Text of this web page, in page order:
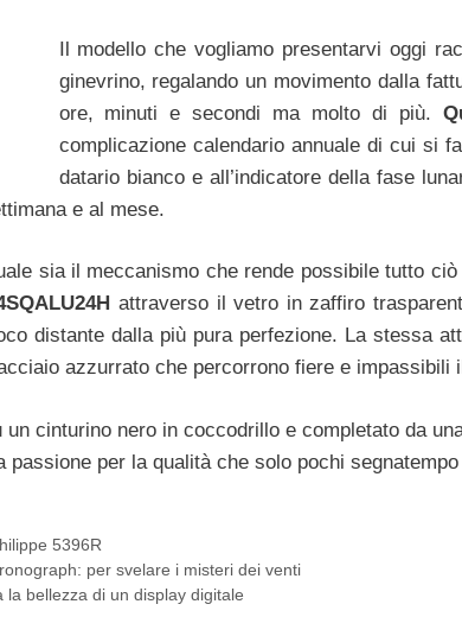
Il modello che vogliamo presentarvi oggi
ginevrino, regalando un movimento dalla
ore, minuti e secondi ma molto di più.
complicazione calendario annuale di cui si
datario bianco e all’indicatore della fase
e al mese.
sia il meccanismo che rende possibile tutto
attraverso il vetro in zaffiro
distante dalla più pura perfezione. La stessa
azzurrato che percorrono fiere e impassibili
un cinturino nero in coccodrillo e completato da
passione per la qualità che solo pochi
5396R
per svelare i misteri dei venti
bellezza di un display digitale